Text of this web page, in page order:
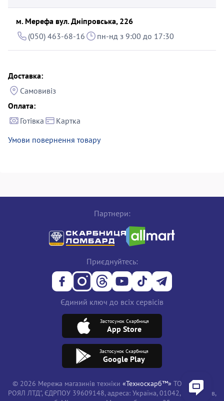
м. Мерефа вул. Дніпровська, 226
(050) 463-68-16
пн-нд з 9:00 до 17:30
Доставка:
Самовивіз
Оплата:
Готівка
Картка
Умови повернення товару
Партнери:
Приєднуйтесь:
Єдиний ключ до всіх сервісів
Застосунок Скарбниця
App Store
Застосунок Скарбниця
Google Play
© 2026 Мережа магазинів техніки «Техноскарб™» ТОВ "ТРЕЙД
РОЯЛ ЛТД", ЄДРПОУ 39609148, адреса: Україна, 01042, місто Київ,